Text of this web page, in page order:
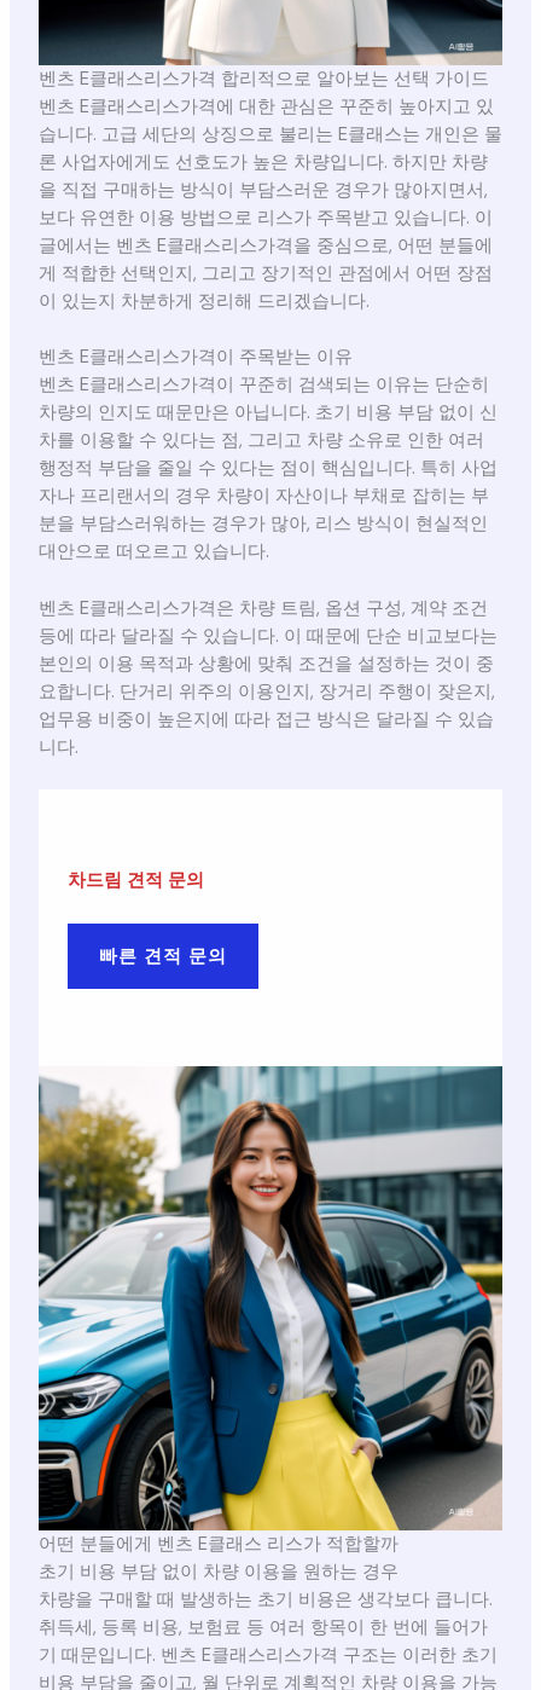
벤츠 E클래스리스가격 합리적으로 알아보는 선택 가이드
벤츠 E클래스리스가격에 대한 관심은 꾸준히 높아지고 있
습니다. 고급 세단의 상징으로 불리는 E클래스는 개인은 물
론 사업자에게도 선호도가 높은 차량입니다. 하지만 차량
을 직접 구매하는 방식이 부담스러운 경우가 많아지면서,
보다 유연한 이용 방법으로 리스가 주목받고 있습니다. 이
글에서는 벤츠 E클래스리스가격을 중심으로, 어떤 분들에
게 적합한 선택인지, 그리고 장기적인 관점에서 어떤 장점
이 있는지 차분하게 정리해 드리겠습니다.
벤츠 E클래스리스가격이 주목받는 이유
벤츠 E클래스리스가격이 꾸준히 검색되는 이유는 단순히
차량의 인지도 때문만은 아닙니다. 초기 비용 부담 없이 신
차를 이용할 수 있다는 점, 그리고 차량 소유로 인한 여러
행정적 부담을 줄일 수 있다는 점이 핵심입니다. 특히 사업
자나 프리랜서의 경우 차량이 자산이나 부채로 잡히는 부
분을 부담스러워하는 경우가 많아, 리스 방식이 현실적인
대안으로 떠오르고 있습니다.
벤츠 E클래스리스가격은 차량 트림, 옵션 구성, 계약 조건
등에 따라 달라질 수 있습니다. 이 때문에 단순 비교보다는
본인의 이용 목적과 상황에 맞춰 조건을 설정하는 것이 중
요합니다. 단거리 위주의 이용인지, 장거리 주행이 잦은지,
업무용 비중이 높은지에 따라 접근 방식은 달라질 수 있습
니다.
차드림 견적 문의
빠른 견적 문의
어떤 분들에게 벤츠 E클래스 리스가 적합할까
초기 비용 부담 없이 차량 이용을 원하는 경우
차량을 구매할 때 발생하는 초기 비용은 생각보다 큽니다.
취득세, 등록 비용, 보험료 등 여러 항목이 한 번에 들어가
기 때문입니다. 벤츠 E클래스리스가격 구조는 이러한 초기
비용 부담을 줄이고, 월 단위로 계획적인 차량 이용을 가능